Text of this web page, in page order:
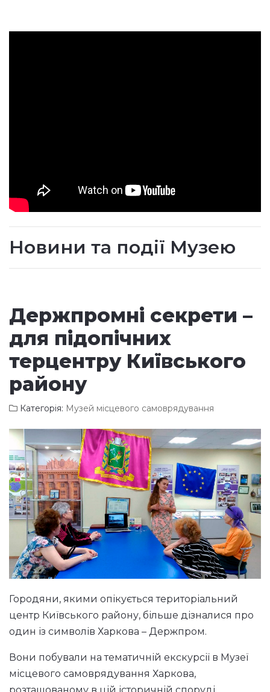
Новини та події Музею
Держпромні секрети –
для підопічних
терцентру Київського
району
Категорія: Музей місцевого самоврядування
Городяни, якими опікується територіальний
центр Київського району, більше дізналися про
один із символів Харкова – Держпром.
Вони побували на тематичній екскурсії в Музеї
місцевого самоврядування Харкова,